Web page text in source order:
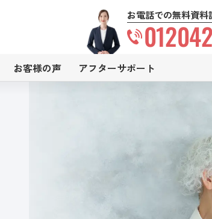
お電話での無料資料
お客様の声 アフターサポート